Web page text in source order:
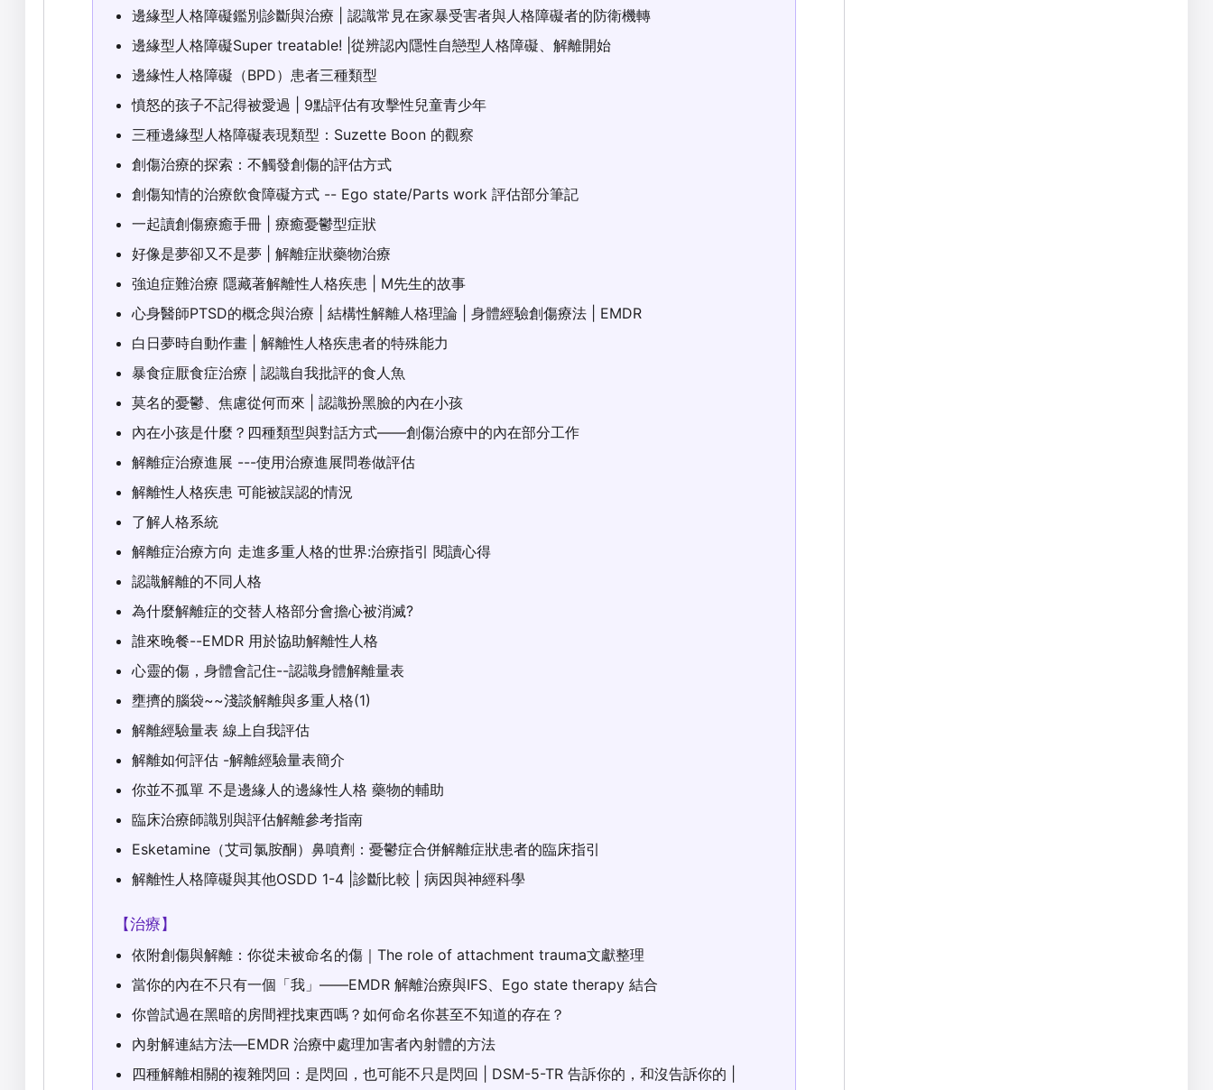
邊緣型人格障礙鑑別診斷與治療 | 認識常見在家暴受害者與人格障礙者的防衛機轉
邊緣型人格障礙Super treatable! |從辨認內隱性自戀型人格障礙、解離開始
邊緣性人格障礙（BPD）患者三種類型
憤怒的孩子不記得被愛過 | 9點評估有攻擊性兒童青少年
三種邊緣型人格障礙表現類型：Suzette Boon 的觀察
創傷治療的探索：不觸發創傷的評估方式
創傷知情的治療飲食障礙方式 -- Ego state/Parts work 評估部分筆記
一起讀創傷療癒手冊 | 療癒憂鬱型症狀
好像是夢卻又不是夢 | 解離症狀藥物治療
強迫症難治療 隱藏著解離性人格疾患 | M先生的故事
心身醫師PTSD的概念與治療 | 結構性解離人格理論 | 身體經驗創傷療法 | EMDR
白日夢時自動作畫 | 解離性人格疾患者的特殊能力
暴食症厭食症治療 | 認識自我批評的食人魚
莫名的憂鬱、焦慮從何而來 | 認識扮黑臉的內在小孩
內在小孩是什麼？四種類型與對話方式——創傷治療中的內在部分工作
解離症治療進展 ---使用治療進展問卷做評估
解離性人格疾患 可能被誤認的情況
了解人格系統
解離症治療方向 走進多重人格的世界:治療指引 閱讀心得
認識解離的不同人格
為什麼解離症的交替人格部分會擔心被消滅?
誰來晚餐--EMDR 用於協助解離性人格
心靈的傷，身體會記住--認識身體解離量表
壅擠的腦袋~~淺談解離與多重人格(1)
解離經驗量表 線上自我評估
解離如何評估 -解離經驗量表簡介
你並不孤單 不是邊緣人的邊緣性人格 藥物的輔助
臨床治療師識別與評估解離參考指南
Esketamine（艾司氯胺酮）鼻噴劑：憂鬱症合併解離症狀患者的臨床指引
解離性人格障礙與其他OSDD 1-4 |診斷比較 | 病因與神經科學
【治療】
依附創傷與解離：你從未被命名的傷｜The role of attachment trauma文獻整理
當你的內在不只有一個「我」——EMDR 解離治療與IFS、Ego state therapy 結合
你曾試過在黑暗的房間裡找東西嗎？如何命名你甚至不知道的存在？
內射解連結方法—EMDR 治療中處理加害者內射體的方法
四種解離相關的複雜閃回：是閃回，也可能不只是閃回 | DSM-5-TR 告訴你的，和沒告訴你的 |